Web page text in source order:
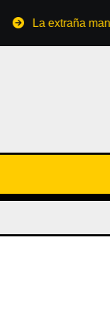
La extraña manera